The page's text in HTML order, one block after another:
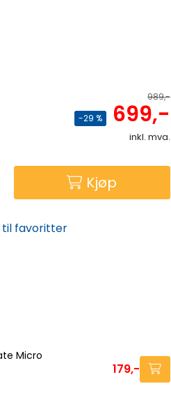
989,-
-29 %
699,-
inkl. mva.
Kjøp
til favoritter
Micro
179,-